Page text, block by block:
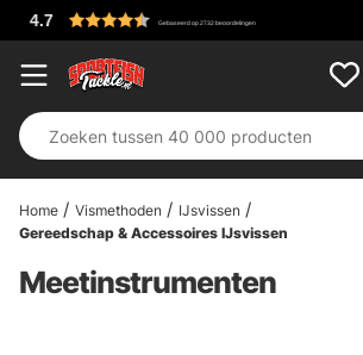
op 2732 beoordelingen
Home Vismethoden
IJsvissen
Gereedschap & Accessoires IJsvissen
Meetinstrumenten